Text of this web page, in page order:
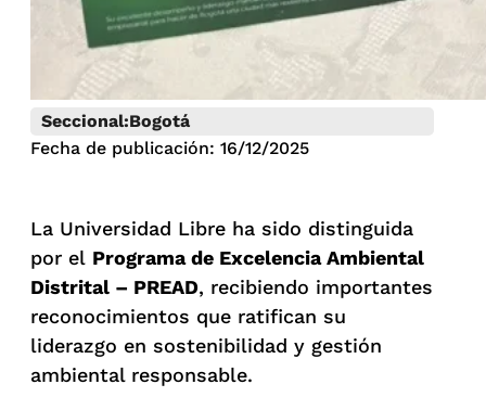
Seccional:Bogotá
Fecha de publicación: 16/12/2025
La Universidad Libre ha sido distinguida
por el Programa de Excelencia Ambiental
Distrital – PREAD, recibiendo importantes
reconocimientos que ratifican su
liderazgo en sostenibilidad y gestión
ambiental responsable.